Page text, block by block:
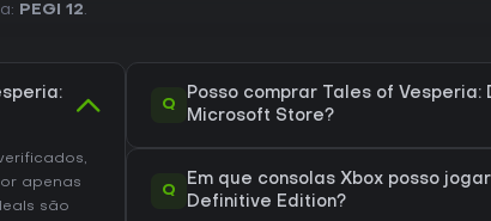
PEGI 12.
apenas
são
Q
Posso comprar Tales of Vesperia:
Microsoft Store?
Q
Em que consolas Xbox posso
Definitive Edition?